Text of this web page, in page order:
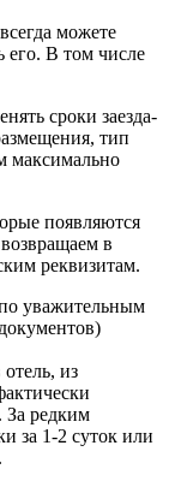
можете
его. В том числе
сроки заезда-
тип
максимально
появляются
в
реквизитам.
уважительным
из
За редким
за 1-2 суток или